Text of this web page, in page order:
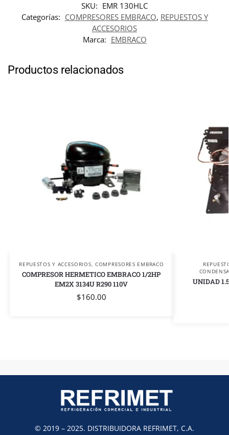
SKU: EMR 130HLC
Categorías: COMPRESORES EMBRACO, REPUESTOS Y
ACCESORIOS
Marca: EMBRACO
Productos relacionados
REPUESTOS Y ACCESORIOS, COMPRESORES EMBRACO
COMPRESOR HERMETICO EMBRACO 1/2HP
EM2X 3134U R290 110V
$160.00
UNIDAD
© 2019 – 2025. DISTRIBUIDORA REFRIMET, C.A.